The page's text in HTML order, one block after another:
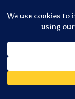
Situasi Acara
Adat klasik di